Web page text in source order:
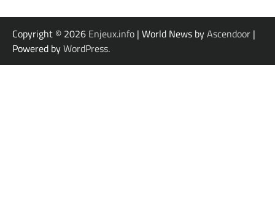
Copyright © 2026 Enjeux.info | World News byAscendoor |
Powered byWordPress.